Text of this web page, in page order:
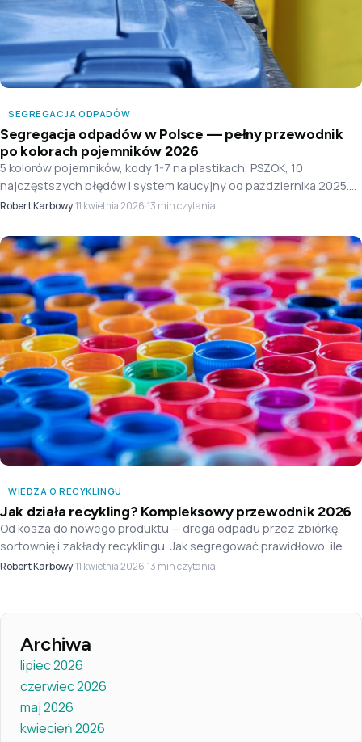
SEGREGACJA ODPADÓW
Segregacja odpadów w Polsce — pełny przewodnik
po kolorach pojemników 2026
5 kolorów pojemników, kody 1-7 na plastikach, PSZOK, 10
najczęstszych błędów i system kaucyjny od października 2025.
Kompletny przewodnik po segregacji odpadów w Polsce.
Robert Karbowy·11 kwietnia 2026·13 min czytania
WIEDZA O RECYKLINGU
Jak działa recykling? Kompleksowy przewodnik 2026
Od kosza do nowego produktu — droga odpadu przez zbiórkę,
sortownię i zakłady recyklingu. Jak segregować prawidłowo, ile
naprawdę odzyskujemy w Polsce i najczęstsze mity.
Robert Karbowy·11 kwietnia 2026·13 min czytania
Archiwa
lipiec 2026
czerwiec 2026
maj 2026
kwiecień 2026